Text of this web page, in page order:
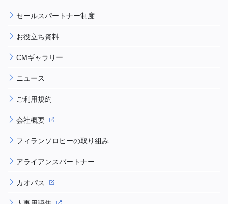
セールスパートナー制度
お役立ち資料
CMギャラリー
ニュース
ご利用規約
会社概要
フィランソロピーの取り組み
アライアンスパートナー
カオパス